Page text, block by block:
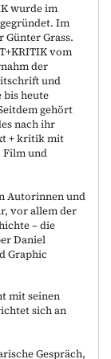
wurde im
Im
Günter Grass.
vom
der
und
bis heute
gehört
nach ihr
+ kritik mit
Film und
Autorinnen und
vor allem der
– die
Daniel
Graphic
mit seinen
sich an
Gespräch,